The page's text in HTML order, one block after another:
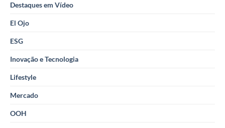
Destaques em Vídeo
El Ojo
ESG
Inovação e Tecnologia
Lifestyle
Mercado
OOH